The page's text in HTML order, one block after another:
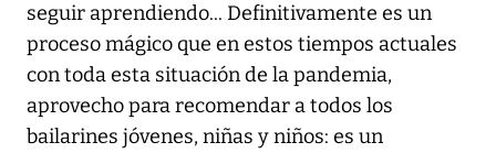
seguir aprendiendo... Definitivamente es un
proceso mágico que en estos tiempos actuales
con toda esta situación de la pandemia,
aprovecho para recomendar a todos los
bailarines jóvenes, niñas y niños: es un